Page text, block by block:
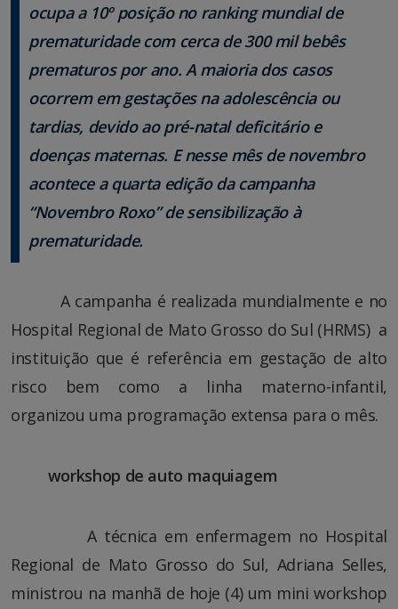
ocupa a 10º posição no ranking mundial de
prematuridade com cerca de 300 mil bebês
prematuros por ano. A maioria dos casos
ocorrem em gestações na adolescência ou
tardias, devido ao pré-natal deficitário e
doenças maternas. E nesse mês de novembro
acontece a quarta edição da campanha
“Novembro Roxo” de sensibilização à
prematuridade.
A campanha é realizada mundialmente e no
Hospital Regional de Mato Grosso do Sul (HRMS) a
instituição que é referência em gestação de alto
risco bem como a linha materno-infantil,
organizou uma programação extensa para o mês.
workshop de auto maquiagem
A técnica em enfermagem no Hospital
Regional de Mato Grosso do Sul, Adriana Selles,
ministrou na manhã de hoje (4) um mini workshop